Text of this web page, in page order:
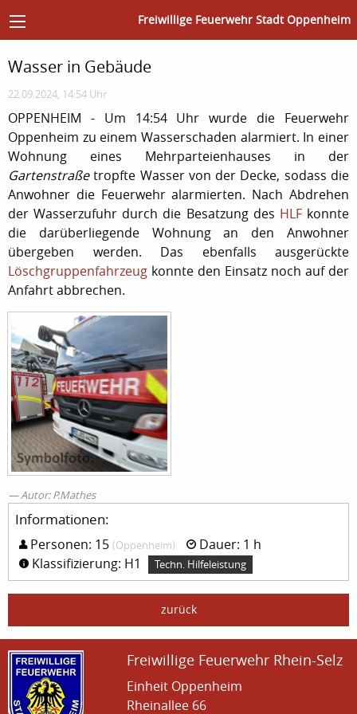
Freiwillige Feuerwehr Stadt Oppenheim
Wasser in Gebäude
22.09.2024, 14:54 Uhr
OPPENHEIM - Um 14:54 Uhr wurde die Feuerwehr
Oppenheim zu einem Wasserschaden alarmiert. In einer
Wohnung eines Mehrparteienhauses in der
Gartenstraßetropfte Wasser von der Decke, sodass die
Anwohner die Feuerwehr alarmierten. Nach Abdrehen
der Wasserzufuhr durch die Besatzung des HLFkonnte
die darüberliegende Wohnung an den Anwohner
übergeben werden. Das ebenfalls ausgerückte
Löschgruppenfahrzeug konnte den Einsatz noch auf der
Anfahrt abbrechen.
Autor: P.Mathes
Informationen:
Personen: 15 (Oppenheim)
Dauer: 1 h
Klassifizierung: H1
Techn. Hilfeleistung
zurück
Freiwillige Feuerwehr Rhein-Selz
Einheit Oppenheim
Rheinallee 66